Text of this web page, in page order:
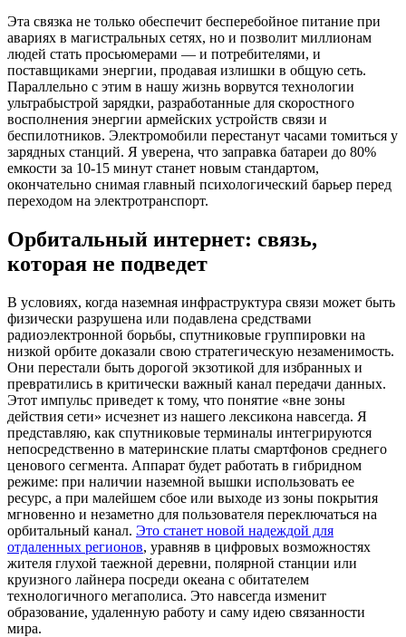
Эта связка не только обеспечит бесперебойное питание при
авариях в магистральных сетях, но и позволит миллионам
людей стать просьюмерами — и потребителями, и
поставщиками энергии, продавая излишки в общую сеть.
Параллельно с этим в нашу жизнь ворвутся технологии
ультрабыстрой зарядки, разработанные для скоростного
восполнения энергии армейских устройств связи и
беспилотников. Электромобили перестанут часами томиться у
зарядных станций. Я уверена, что заправка батареи до 80%
емкости за 10-15 минут станет новым стандартом,
окончательно снимая главный психологический барьер перед
переходом на электротранспорт.
Орбитальный интернет: связь,
которая не подведет
В условиях, когда наземная инфраструктура связи может быть
физически разрушена или подавлена средствами
радиоэлектронной борьбы, спутниковые группировки на
низкой орбите доказали свою стратегическую незаменимость.
Они перестали быть дорогой экзотикой для избранных и
превратились в критически важный канал передачи данных.
Этот импульс приведет к тому, что понятие «вне зоны
действия сети» исчезнет из нашего лексикона навсегда. Я
представляю, как спутниковые терминалы интегрируются
непосредственно в материнские платы смартфонов среднего
ценового сегмента. Аппарат будет работать в гибридном
режиме: при наличии наземной вышки использовать ее
ресурс, а при малейшем сбое или выходе из зоны покрытия
мгновенно и незаметно для пользователя переключаться на
орбитальный канал. Это станет новой надеждой для
отдаленных регионов, уравняв в цифровых возможностях
жителя глухой таежной деревни, полярной станции или
круизного лайнера посреди океана с обитателем
технологичного мегаполиса. Это навсегда изменит
образование, удаленную работу и саму идею связанности
мира.